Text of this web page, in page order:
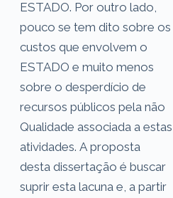
ESTADO. Por outro lado,
pouco se tem dito sobre os
custos que envolvem o
ESTADO e muito menos
sobre o desperdício de
recursos públicos pela não
Qualidade associada a estas
atividades. A proposta
desta dissertação é buscar
suprir esta lacuna e, a partir